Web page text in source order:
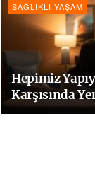
SAĞLIKLI YAŞAM
Hepimiz
Karşısında